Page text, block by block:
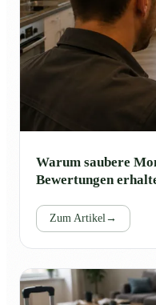
Warum saubere
Bewertungen
Zum Artikel→